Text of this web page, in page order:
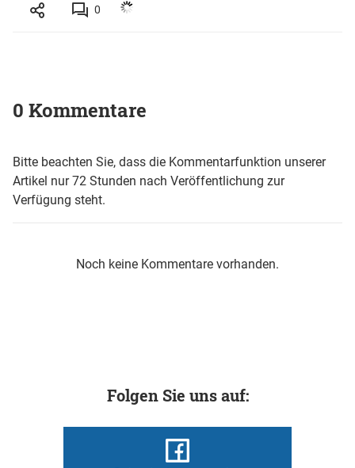
0
0 Kommentare
Bitte beachten Sie, dass die Kommentarfunktion unserer
Artikel nur 72 Stunden nach Veröffentlichung zur
Verfügung steht.
Noch keine Kommentare vorhanden.
Folgen Sie uns auf: